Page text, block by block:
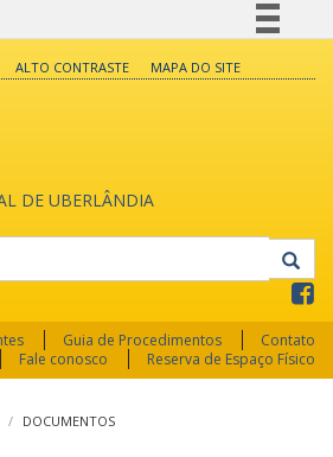
Legislação
Canais
ALTO CONTRASTE MAPA DO SITE
DE UBERLÂNDIA
Guia de Procedimentos
Contato
Fale conosco
Reserva de Espaço Físico
DOCUMENTOS